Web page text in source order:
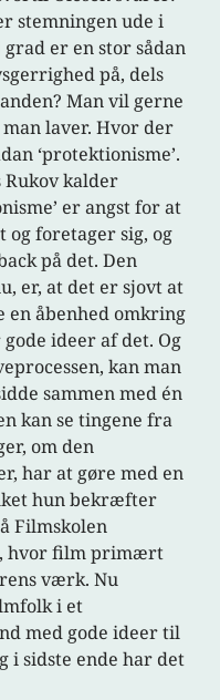
stemningen ude i
er en stor sådan
på, dels
Man vil gerne
laver. Hvor der
‘protektionisme’.
Rukov kalder
er angst for at
og foretager sig, og
på det. Den
er, at det er sjovt at
en åbenhed omkring
ideer af det. Og
kan man
sammen med én
kan se tingene fra
om den
har at gøre med en
hun bekræfter
Filmskolen
hvor film primært
værk. Nu
i et
med gode ideer til
i sidste ende har det